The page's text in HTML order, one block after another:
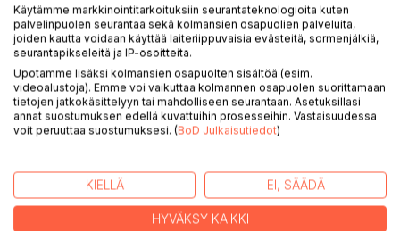
KUVAUS
Kirja sisältää Ford 2000, 3000, 4000 ja 5000 traktoreiden 1-
portaisten ja 2-portaisten kytkimien suomenkieliset
korjaus- ja huolto-ohjeet. Noin 40 sivua ja lähes 50 kuvaa.
Hyvät ja selkeät ohjeet kytkimien korjaukseen.
korjauskäsikirjojen sarjasta joka ilmestyy nyt uudelleen.
Käytämme markkinointitarkoituksiin seurantateknologioita kuten
palvelinpuolen seurantaa sekä kolmansien osapuolien palveluita,
joiden kautta voidaan käyttää laiteriippuvaisia evästeitä, sormenjälkiä,
seurantapikseleitä ja IP-osoitteita.
Upotamme lisäksi kolmansien osapuolten sisältöä (esim.
videoalustoja). Emme voi vaikuttaa kolmannen osapuolen suorittamaan
tietojen jatkokäsittelyyn tai mahdolliseen seurantaan. Asetuksillasi
annat suostumuksen edellä kuvattuihin prosesseihin. Vastaisuudessa
voit peruuttaa suostumuksesi. (BoD Julkaisutiedot)
KIELLÄ EI, SÄÄDÄ
HYVÄKSY KAIKKI